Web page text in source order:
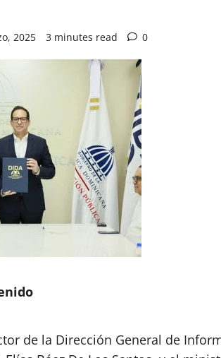
2025 3 minutes read 0
de la Dirección General de